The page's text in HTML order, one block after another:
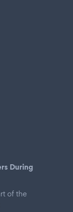
During
of the